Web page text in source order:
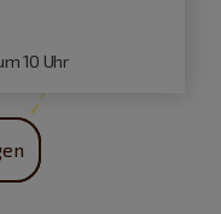
10 Uhr